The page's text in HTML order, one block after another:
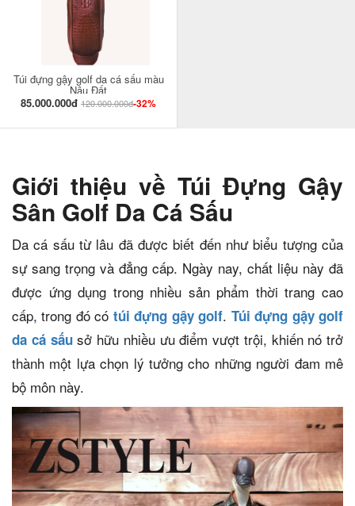
Túi đựng gậy golf da cá sấu màu
Nâu Đất
85.000.000đ 120.000.000đ-32%
Giới thiệu về Túi Đựng Gậy
Sân Golf Da Cá Sấu
Da cá sấu từ lâu đã được biết đến như biểu tượng của
sự sang trọng và đẳng cấp. Ngày nay, chất liệu này đã
được ứng dụng trong nhiều sản phẩm thời trang cao
cấp, trong đó có túi đựng gậy golf. Túi đựng gậy golf
da cá sấusở hữu nhiều ưu điểm vượt trội, khiến nó trở
thành một lựa chọn lý tưởng cho những người đam mê
bộ môn này.